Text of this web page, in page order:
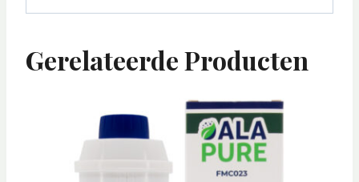
Gerelateerde Producten